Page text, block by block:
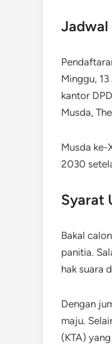
Jadwal
Minggu,
kantor
Musda,
Musda ke-
2030
Syarat
Bakal
panitia.
hak suara
Dengan
maju.
(KTA)